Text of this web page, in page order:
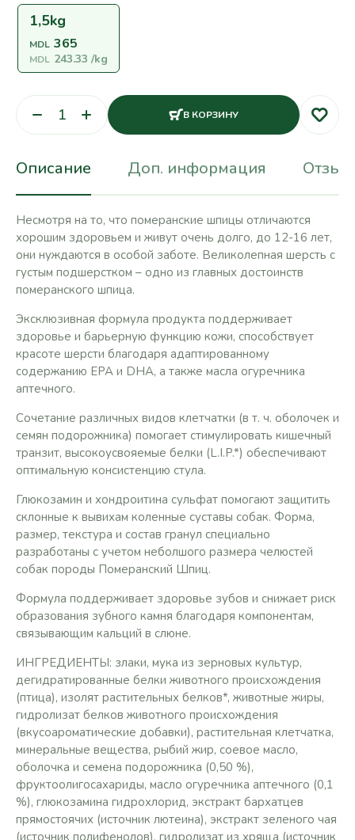
1,5kg
MDL 365
MDL 243.33 /kg
В КОРЗИНУ
Описание Доп. информация
Несмотря на то, что померанские шпицы отличаются
хорошим здоровьем и живут очень долго, до 12-16 лет,
они нуждаются в особой заботе. Великолепная шерсть с
густым подшерстком – одно из главных достоинств
померанского шпица.
Эксклюзивная формула продукта поддерживает
здоровье и барьерную функцию кожи, способствует
красоте шерсти благодаря адаптированному
содержанию EPA и DHA, а также масла огуречника
аптечного.
Сочетание различных видов клетчатки (в т. ч. оболочек и
семян подорожника) помогает стимулировать кишечный
транзит, высокоусвояемые белки (L.I.P.*) обеспечивают
оптимальную консистенцию стула.
Глюкозамин и хондроитина сульфат помогают защитить
склонные к вывихам коленные суставы собак. Форма,
размер, текстура и состав гранул специально
разработаны с учетом неболшого размера челюстей
собак породы Померанский Шпиц.
Формула поддерживает здоровье зубов и снижает риск
образования зубного камня благодаря компонентам,
связывающим кальций в слюне.
ИНГРЕДИЕНТЫ: злаки, мука из зерновых культур,
дегидратированные белки животного происхождения
(птица), изолят растительных белков*, животные жиры,
гидролизат белков животного происхождения
(вкусоароматические добавки), растительная клетчатка,
минеральные вещества, рыбий жир, соевое масло,
оболочка и семена подорожника (0,50 %),
фруктоолигосахариды, масло огуречника аптечного (0,1
%), глюкозамина гидрохлорид, экстракт бархатцев
прямостоячих (источник лютеина), экстракт зеленого чая